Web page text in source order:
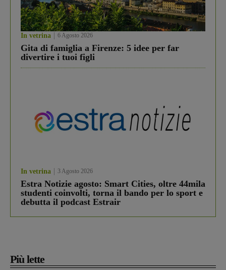
In vetrina 6 Agosto 2026
Gita di famiglia a Firenze: 5 idee per far
divertire i tuoi figli
In vetrina 3 Agosto 2026
Estra Notizie agosto: Smart Cities, oltre 44mila
studenti coinvolti, torna il bando per lo sport e
debutta il podcast Estrair
Più lette